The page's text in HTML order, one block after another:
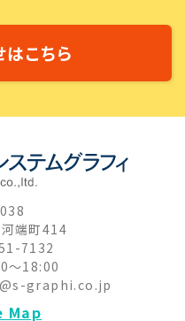
こちら
端町414
7132
～18:00
graphi.co.jp
Map